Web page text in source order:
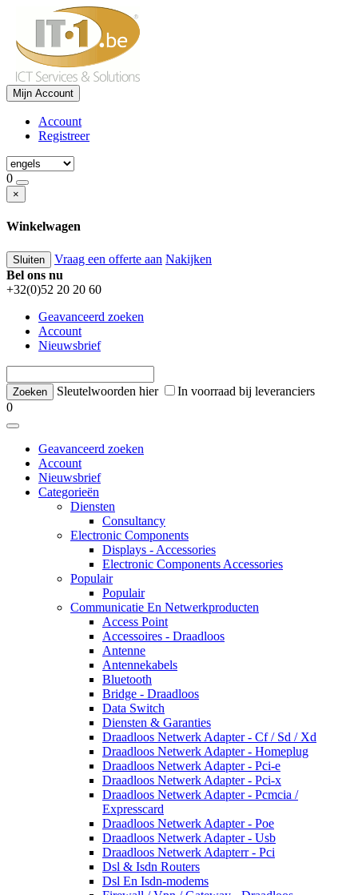
Mijn Account
Account
Registreer
0
×
Winkelwagen
Sluiten Vraag een offerte aan Nakijken
Bel ons nu
+32(0)52 20 20 60
Geavanceerd zoeken
Account
Nieuwsbrief
Sleutelwoorden hier
In voorraad bij leveranciers
0
Geavanceerd zoeken
Account
Nieuwsbrief
Categorieën
Diensten
Consultancy
Electronic Components
Displays - Accessories
Electronic Components Accessories
Populair
Populair
Communicatie En Netwerkproducten
Access Point
Accessoires - Draadloos
Antenne
Antennekabels
Bluetooth
Bridge - Draadloos
Data Switch
Diensten & Garanties
Draadloos Netwerk Adapter - Cf / Sd / Xd
Draadloos Netwerk Adapter - Homeplug
Draadloos Netwerk Adapter - Pci-e
Draadloos Netwerk Adapter - Pci-x
Draadloos Netwerk Adapter - Pcmcia /
Expresscard
Draadloos Netwerk Adapter - Poe
Draadloos Netwerk Adapter - Usb
Draadloos Netwerk Adapterr - Pci
Dsl & Isdn Routers
Dsl En Isdn-modems